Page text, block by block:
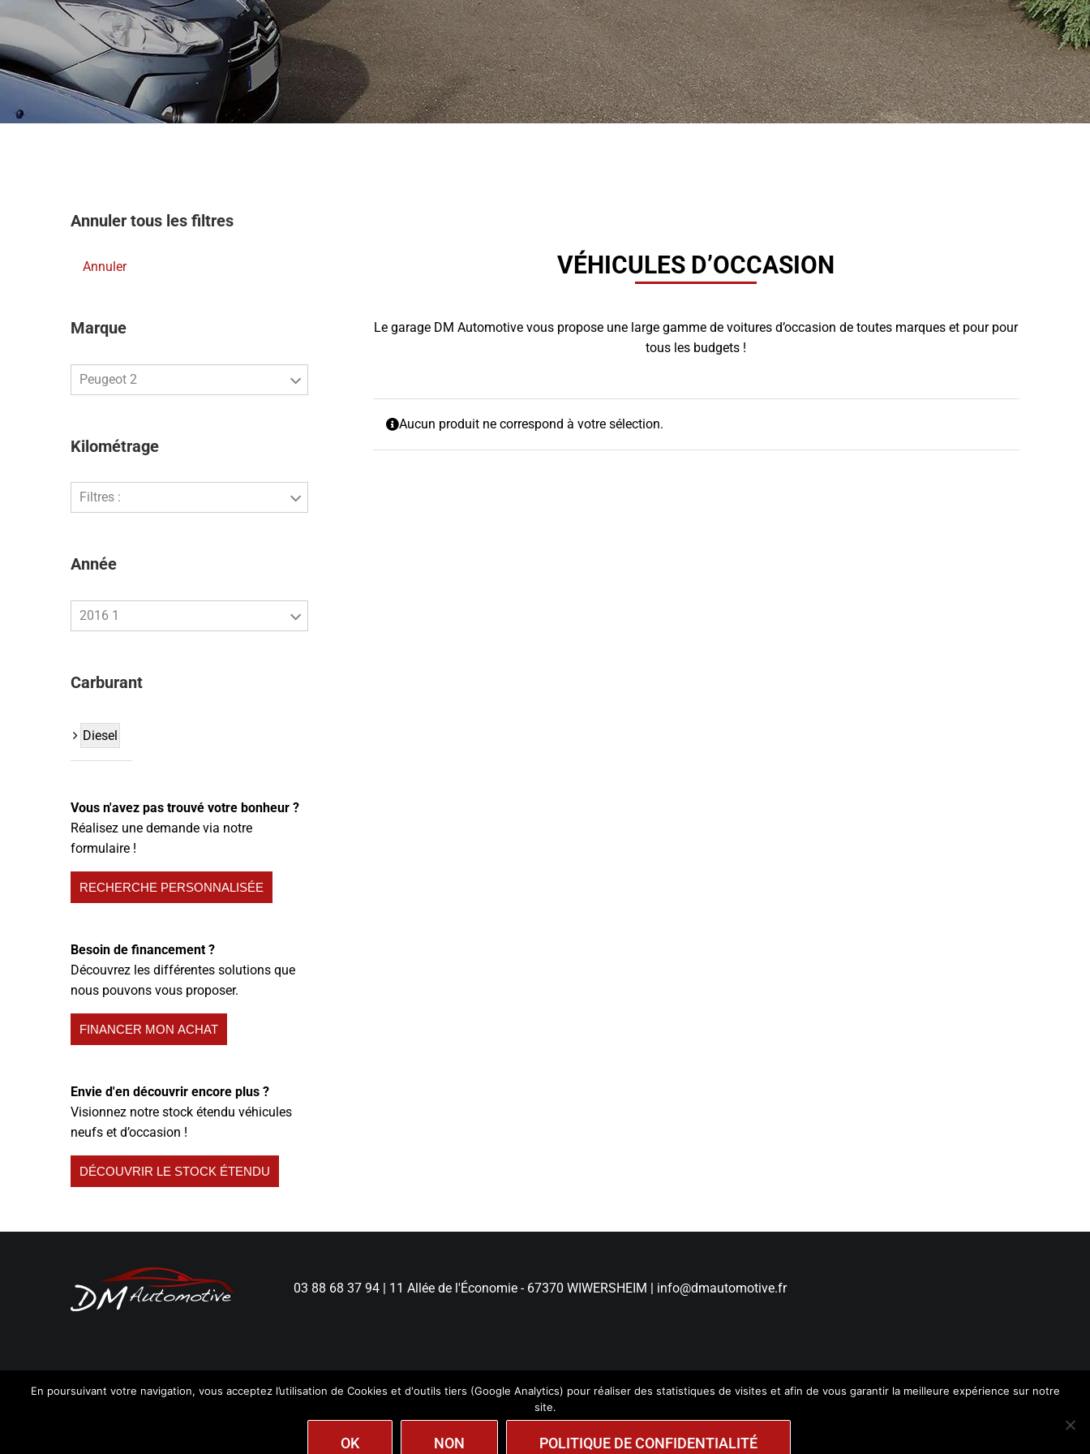
VÉHICULES D’OCCASION
Le garage DM Automotive vous propose une large gamme de voitures d’occasion de toutes marques et pour pour
tous les budgets !
Aucun produit ne correspond à votre sélection.
Annuler tous les filtres
Annuler
Marque
Peugeot 2
Kilométrage
Filtres :
Année
2016 1
Carburant
Diesel
Vous n'avez pas trouvé votre bonheur ?
Réalisez une demande via notre
formulaire !
RECHERCHE PERSONNALISÉE
Besoin de financement ?
Découvrez les différentes solutions que
nous pouvons vous proposer.
FINANCER MON ACHAT
Envie d'en découvrir encore plus ?
Visionnez notre stock étendu véhicules
neufs et d’occasion !
DÉCOUVRIR LE STOCK ÉTENDU
03 88 68 37 94 | 11 Allée de l'Économie - 67370 WIWERSHEIM | info@dmautomotive.fr
Facebook
En poursuivant votre navigation, vous acceptez l’utilisation de Cookies et d'outils tiers (Google Analytics) pour réaliser des statistiques de visites et afin de vous garantir la meilleure expérience sur notre
site.
OK NON POLITIQUE DE CONFIDENTIALITÉ